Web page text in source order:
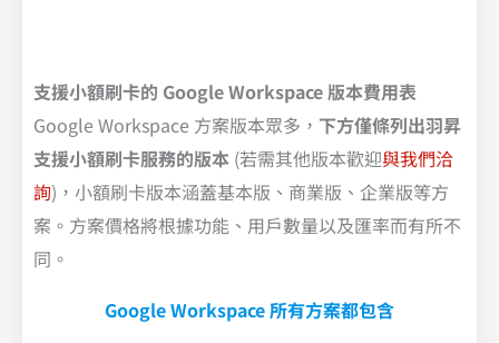
支援小額刷卡的 Google Workspace 版本費用表
Google Workspace 方案版本眾多， 下方僅條列出羽昇
支援小額刷卡服務的版本 (若需其他版本歡迎與我們洽
詢)，小額刷卡版本涵蓋基本版、商業版、企業版等方
案。方案價格將根據功能、用戶數量以及匯率而有所不
同。
Google Workspace 所有方案都包含